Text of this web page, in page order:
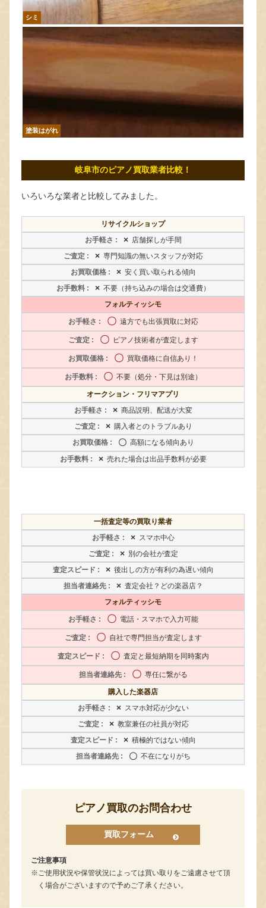
シミ
塗装はがれ
岐阜市のピアノ買取業者比較！
いろいろな業者と比較してみました。
リサイクルショップ
× 店舗探しが手間
× 専門知識の無いスタッフが対応
× 安く買い取られる傾向
× 不要（持ち込みの場合は交通費）
フォルティッシモ
〇 遠方でも出張買取に対応
〇 ピアノ技術者が査定します
〇 買取価格に自信あり！
〇 不要（処分・下見は別途）
オークション・フリマアプリ
× 商品説明、配送が大変
× 購入者とのトラブルあり
〇 高額になる傾向あり
× 売れた場合は出品手数料が必要
一括査定等の買取り業者
× スマホ中心
× 別の会社が査定
× 後出しの方が有利の為遅い傾向
× 査定会社？どの楽器店？
フォルティッシモ
〇 電話・スマホで入力可能
〇 自社で専門担当が査定します
〇 査定と最短納期を同時案内
〇 専任に繋がる
購入した楽器店
× スマホ対応が少ない
× 教室兼任の社員が対応
× 積極的ではない傾向
〇 不在になりがち
ピアノ買取のお問合わせ
買取フォーム
ご注意事項
ご使用状況や保管状況によっては買い取りをご遠慮させて頂
く場合がございますので予めご了承ください。